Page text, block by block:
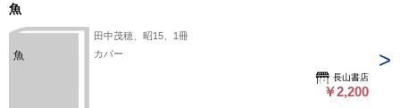
魚
魚
田中茂穂、昭15、1冊
カバー
長山書店
￥2,200